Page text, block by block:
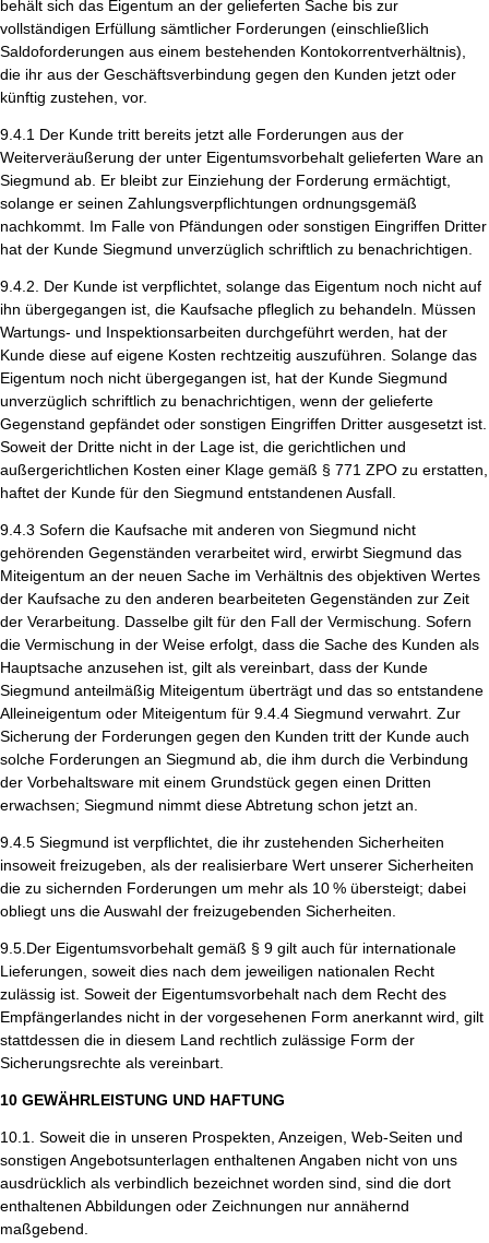
behält sich das Eigentum an der gelieferten Sache bis zur
vollständigen Erfüllung sämtlicher Forderungen (einschließlich
Saldoforderungen aus einem bestehenden Kontokorrentverhältnis),
die ihr aus der Geschäftsverbindung gegen den Kunden jetzt oder
künftig zustehen, vor.
9.4.1 Der Kunde tritt bereits jetzt alle Forderungen aus der
Weiterveräußerung der unter Eigentumsvorbehalt gelieferten Ware an
Siegmund ab. Er bleibt zur Einziehung der Forderung ermächtigt,
solange er seinen Zahlungsverpflichtungen ordnungsgemäß
nachkommt. Im Falle von Pfändungen oder sonstigen Eingriffen Dritter
hat der Kunde Siegmund unverzüglich schriftlich zu benachrichtigen.
9.4.2. Der Kunde ist verpflichtet, solange das Eigentum noch nicht auf
ihn übergegangen ist, die Kaufsache pfleglich zu behandeln. Müssen
Wartungs- und Inspektionsarbeiten durchgeführt werden, hat der
Kunde diese auf eigene Kosten rechtzeitig auszuführen. Solange das
Eigentum noch nicht übergegangen ist, hat der Kunde Siegmund
unverzüglich schriftlich zu benachrichtigen, wenn der gelieferte
Gegenstand gepfändet oder sonstigen Eingriffen Dritter ausgesetzt ist.
Soweit der Dritte nicht in der Lage ist, die gerichtlichen und
außergerichtlichen Kosten einer Klage gemäß § 771 ZPO zu erstatten,
haftet der Kunde für den Siegmund entstandenen Ausfall.
9.4.3 Sofern die Kaufsache mit anderen von Siegmund nicht
gehörenden Gegenständen verarbeitet wird, erwirbt Siegmund das
Miteigentum an der neuen Sache im Verhältnis des objektiven Wertes
der Kaufsache zu den anderen bearbeiteten Gegenständen zur Zeit
der Verarbeitung. Dasselbe gilt für den Fall der Vermischung. Sofern
die Vermischung in der Weise erfolgt, dass die Sache des Kunden als
Hauptsache anzusehen ist, gilt als vereinbart, dass der Kunde
Siegmund anteilmäßig Miteigentum überträgt und das so entstandene
Alleineigentum oder Miteigentum für 9.4.4 Siegmund verwahrt. Zur
Sicherung der Forderungen gegen den Kunden tritt der Kunde auch
solche Forderungen an Siegmund ab, die ihm durch die Verbindung
der Vorbehaltsware mit einem Grundstück gegen einen Dritten
erwachsen; Siegmund nimmt diese Abtretung schon jetzt an.
9.4.5 Siegmund ist verpflichtet, die ihr zustehenden Sicherheiten
insoweit freizugeben, als der realisierbare Wert unserer Sicherheiten
die zu sichernden Forderungen um mehr als 10% übersteigt; dabei
obliegt uns die Auswahl der freizugebenden Sicherheiten.
9.5.Der Eigentumsvorbehalt gemäß § 9 gilt auch für internationale
Lieferungen, soweit dies nach dem jeweiligen nationalen Recht
zulässig ist. Soweit der Eigentumsvorbehalt nach dem Recht des
Empfängerlandes nicht in der vorgesehenen Form anerkannt wird, gilt
stattdessen die in diesem Land rechtlich zulässige Form der
Sicherungsrechte als vereinbart.
10 GEWÄHRLEISTUNG UND HAFTUNG
10.1. Soweit die in unseren Prospekten, Anzeigen, Web-Seiten und
sonstigen Angebotsunterlagen enthaltenen Angaben nicht von uns
ausdrücklich als verbindlich bezeichnet worden sind, sind die dort
enthaltenen Abbildungen oder Zeichnungen nur annähernd
maßgebend.